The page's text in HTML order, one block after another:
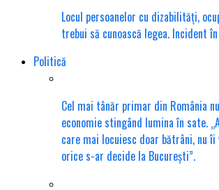
Locul persoanelor cu dizabilități,
trebui să cunoască legea. Incident
Politică
Cel mai tânăr primar din România
economie stingând lumina în sate.
care mai locuiesc doar bătrâni, nu
orice s-ar decide la București”.